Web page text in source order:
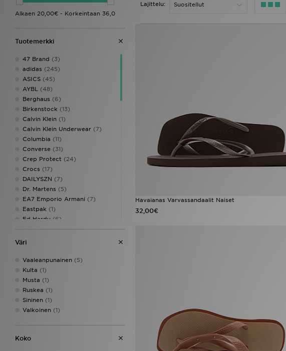
Tuotemerkki
47 Brand (3)
adidas (245)
ASICS (45)
AYBL
(48)
Berghaus (6)
Birkenstock (13)
Calvin Klein (1)
Calvin Klein Underwear (7)
Columbia (11)
Converse (31)
Crep Protect (24)
Crocs (17)
DAILYSZN (7)
Dr. Martens (5)
EA7 Emporio Armani (7)
Eastpak (1)
Ed Hardy (6)
Ellesse(1)
Faguo
Goorin Bros(3)
Havaianas
HOKA (7)
Hoodrich(38)
Jordan (68)
JUICY COUTURE
LEVI'S
Väri
Vaaleanpunainen (5)
Kulta (1)
Musta (1)
Ruskea (1)
Sininen (1)
Valkoinen (1)
Koko
Lajittelu:
Havaianas Varvassandaalit Naiset
32,00€